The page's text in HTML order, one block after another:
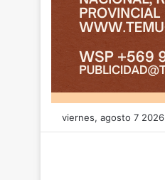
viernes, agosto 7 2026